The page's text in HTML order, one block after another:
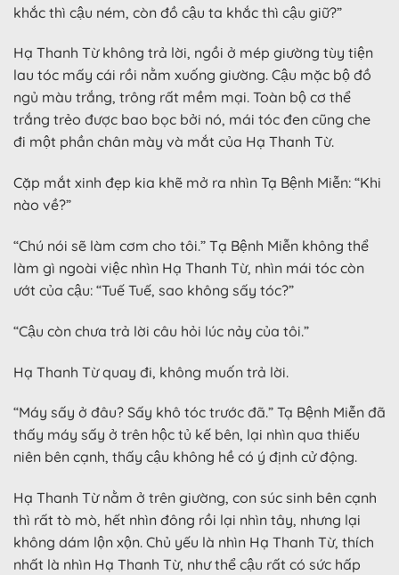
khắc thì cậu ném, còn đồ cậu ta khắc thì cậu giữ?”
Hạ Thanh Từ không trả lời, ngồi ở mép giường tùy tiện
lau tóc mấy cái rồi nằm xuống giường. Cậu mặc bộ đồ
ngủ màu trắng, trông rất mềm mại. Toàn bộ cơ thể
trắng trẻo được bao bọc bởi nó, mái tóc đen cũng che
đi một phần chân mày và mắt của Hạ Thanh Từ.
Cặp mắt xinh đẹp kia khẽ mở ra nhìn Tạ Bệnh Miễn: “Khi
nào về?”
“Chú nói sẽ làm cơm cho tôi.” Tạ Bệnh Miễn không thể
làm gì ngoài việc nhìn Hạ Thanh Từ, nhìn mái tóc còn
ướt của cậu: “Tuế Tuế, sao không sấy tóc?”
“Cậu còn chưa trả lời câu hỏi lúc nảy của tôi.”
Hạ Thanh Từ quay đi, không muốn trả lời.
“Máy sấy ở đâu? Sấy khô tóc trước đã.” Tạ Bệnh Miễn đã
thấy máy sấy ở trên hộc tủ kế bên, lại nhìn qua thiếu
niên bên cạnh, thấy cậu không hề có ý định cử động.
Hạ Thanh Từ nằm ở trên giường, con súc sinh bên cạnh
thì rất tò mò, hết nhìn đông rồi lại nhìn tây, nhưng lại
không dám lộn xộn. Chủ yếu là nhìn Hạ Thanh Từ, thích
nhất là nhìn Hạ Thanh Từ, như thể cậu rất có sức hấp